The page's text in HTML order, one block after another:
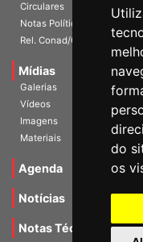
do
os
Circulares
Notas Políticas
Rel. Conad/Congresso
Mídias
Galerias
Vídeos
Imagens
Materiais
Agenda
Notícias
Notas Técnicas